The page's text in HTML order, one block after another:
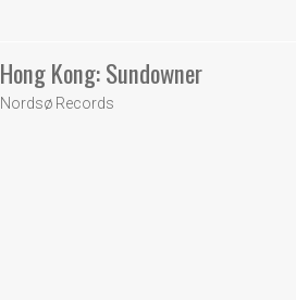
Hong Kong: Sundowner
Nordsø Records